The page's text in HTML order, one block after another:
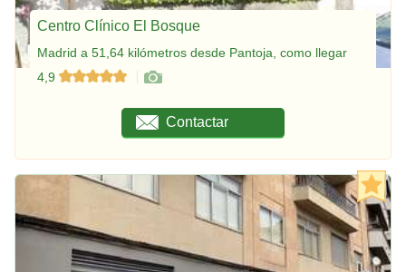
Centro Clínico El Bosque
Madrid a 51,64 kilómetros desde Pantoja, como llegar
4,9
Contactar